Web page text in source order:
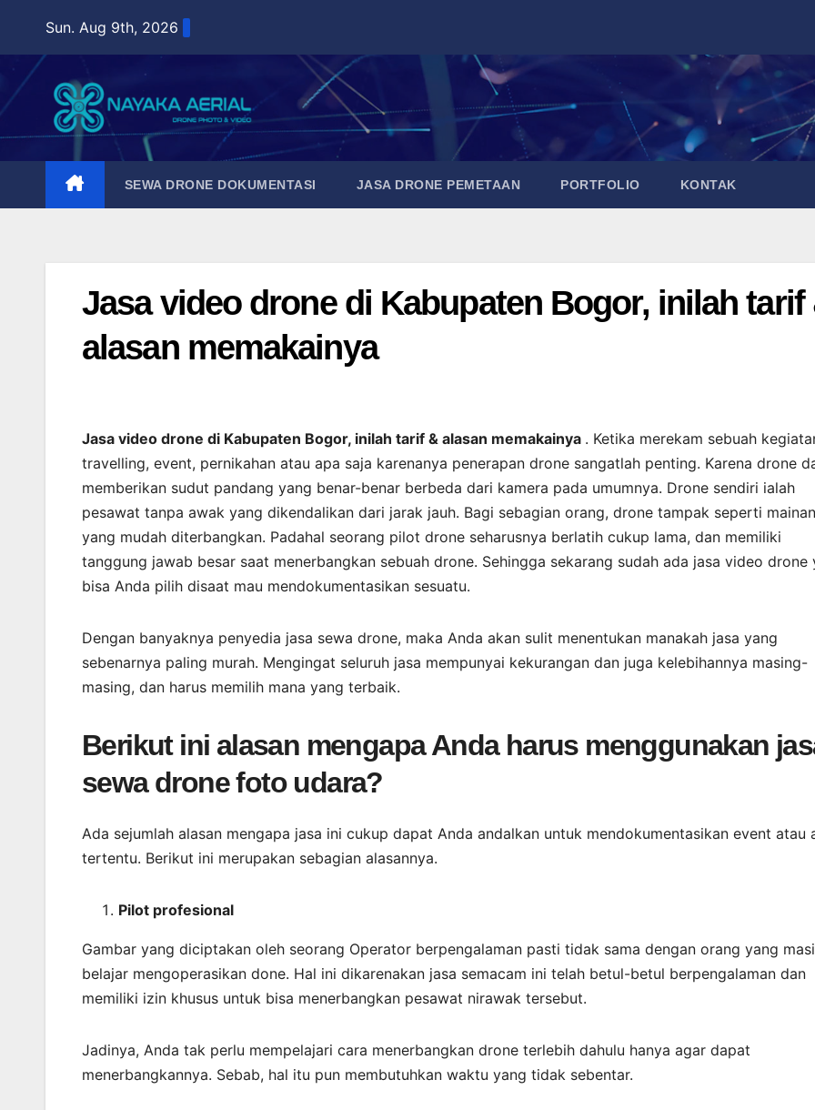
content
Sun. Aug 9th, 2026
SEWA DRONE DOKUMENTASI JASA DRONE PEMETAAN PORTFOLIO KONTAK
Jasa video drone di Kabupaten Bogor, inilah tarif
alasan memakainya
Jasa video drone di Kabupaten Bogor, inilah tarif & alasan memakainya . Ketika merekam sebuah
travelling, event, pernikahan atau apa saja karenanya penerapan drone sangatlah penting. Karena drone
memberikan sudut pandang yang benar-benar berbeda dari kamera pada umumnya. Drone sendiri ialah
pesawat tanpa awak yang dikendalikan dari jarak jauh. Bagi sebagian orang, drone tampak seperti mainan
yang mudah diterbangkan. Padahal seorang pilot drone seharusnya berlatih cukup lama, dan memiliki
tanggung jawab besar saat menerbangkan sebuah drone. Sehingga sekarang sudah ada jasa video drone
bisa Anda pilih disaat mau mendokumentasikan sesuatu.
Dengan banyaknya penyedia jasa sewa drone, maka Anda akan sulit menentukan manakah jasa yang
sebenarnya paling murah. Mengingat seluruh jasa mempunyai kekurangan dan juga kelebihannya masing-
masing, dan harus memilih mana yang terbaik.
Berikut ini alasan mengapa Anda harus menggunakan
sewa drone foto udara?
Ada sejumlah alasan mengapa jasa ini cukup dapat Anda andalkan untuk mendokumentasikan event atau
tertentu. Berikut ini merupakan sebagian alasannya.
Pilot profesional
Gambar yang diciptakan oleh seorang Operator berpengalaman pasti tidak sama dengan orang yang
belajar mengoperasikan done. Hal ini dikarenakan jasa semacam ini telah betul-betul berpengalaman dan
memiliki izin khusus untuk bisa menerbangkan pesawat nirawak tersebut.
Jadinya, Anda tak perlu mempelajari cara menerbangkan drone terlebih dahulu hanya agar dapat
menerbangkannya. Sebab, hal itu pun membutuhkan waktu yang tidak sebentar.